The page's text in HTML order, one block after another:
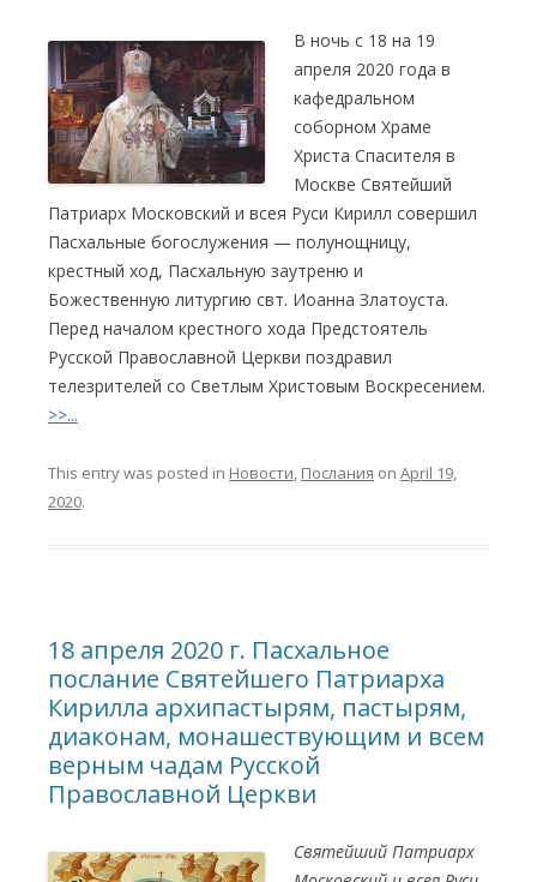
В ночь с 18 на 19
апреля 2020 года в
кафедральном
соборном Храме
Христа Спасителя в
Москве Святейший
Патриарх Московский и всея Руси Кирилл совершил
Пасхальные богослужения — полунощницу,
крестный ход, Пасхальную заутреню и
Божественную литургию свт. Иоанна Златоуста.
Перед началом крестного хода Предстоятель
Русской Православной Церкви поздравил
телезрителей со Светлым Христовым Воскресением.
>>...
This entry was posted in Новости, Послания on April 19,
2020.
18 апреля 2020 г. Пасхальное
послание Святейшего Патриарха
Кирилла архипастырям, пастырям,
диаконам, монашествующим и всем
верным чадам Русской
Православной Церкви
Святейший Патриарх